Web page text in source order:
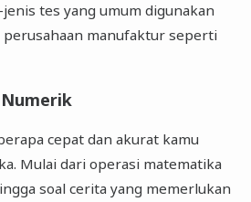
tes yang umum digunakan
manufaktur seperti
cepat dan akurat kamu
Mulai dari operasi matematika
soal cerita yang memerlukan